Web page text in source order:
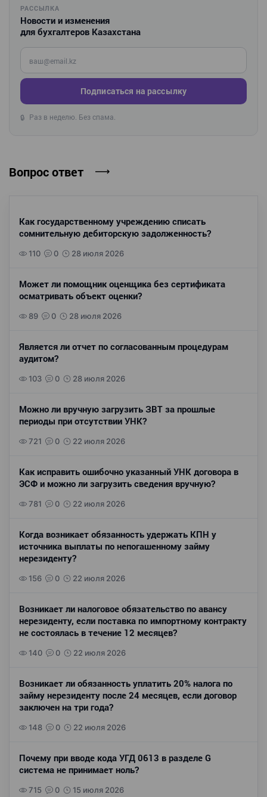
РАССЫЛКА
Новости и изменения
для бухгалтеров Казахстана
Введите ваш e-mail
Подписаться на рассылку
🔒 Раз в неделю. Без спама.
Вопрос ответ
Как государственному учреждению списать
сомнительную дебиторскую задолженность?
110 0 28 июля 2026
Может ли помощник оценщика без сертификата
осматривать объект оценки?
89 0 28 июля 2026
Является ли отчет по согласованным процедурам
аудитом?
103 0 28 июля 2026
Можно ли вручную загрузить ЗВТ за прошлые
периоды при отсутствии УНК?
721 0 22 июля 2026
Как исправить ошибочно указанный УНК договора в
ЭСФ и можно ли загрузить сведения вручную?
781 0 22 июля 2026
Когда возникает обязанность удержать КПН у
источника выплаты по непогашенному займу
нерезиденту?
156 0 22 июля 2026
Возникает ли налоговое обязательство по авансу
нерезиденту, если поставка по импортному контракту
не состоялась в течение 12 месяцев?
140 0 22 июля 2026
Возникает ли обязанность уплатить 20% налога по
займу нерезиденту после 24 месяцев, если договор
заключен на три года?
148 0 22 июля 2026
Почему при вводе кода УГД 0613 в разделе G
система не принимает ноль?
715 0 15 июля 2026